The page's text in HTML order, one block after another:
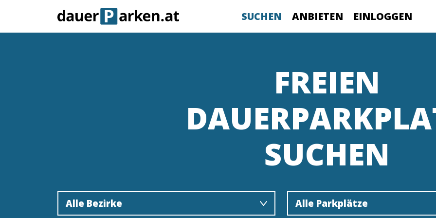
SUCHEN ANBIETEN EINLOGGEN
FREIEN
SUCHEN
Alle Bezirke Alle Parkplätze